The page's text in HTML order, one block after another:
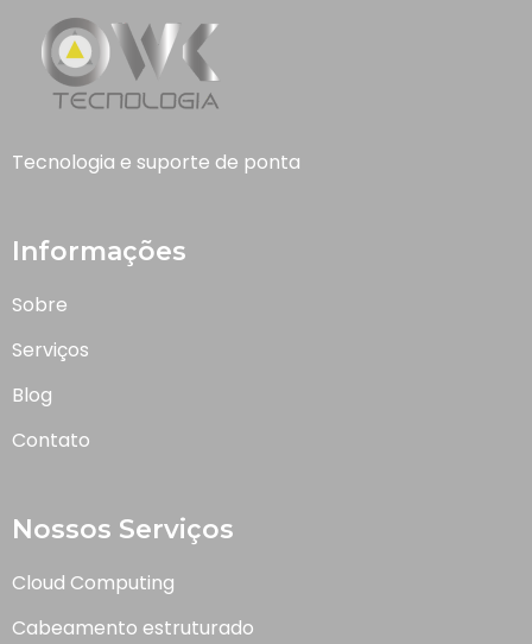
Tecnologia e suporte de ponta
Informações
Sobre
Serviços
Blog
Contato
Nossos Serviços
Cloud Computing
Cabeamento estruturado